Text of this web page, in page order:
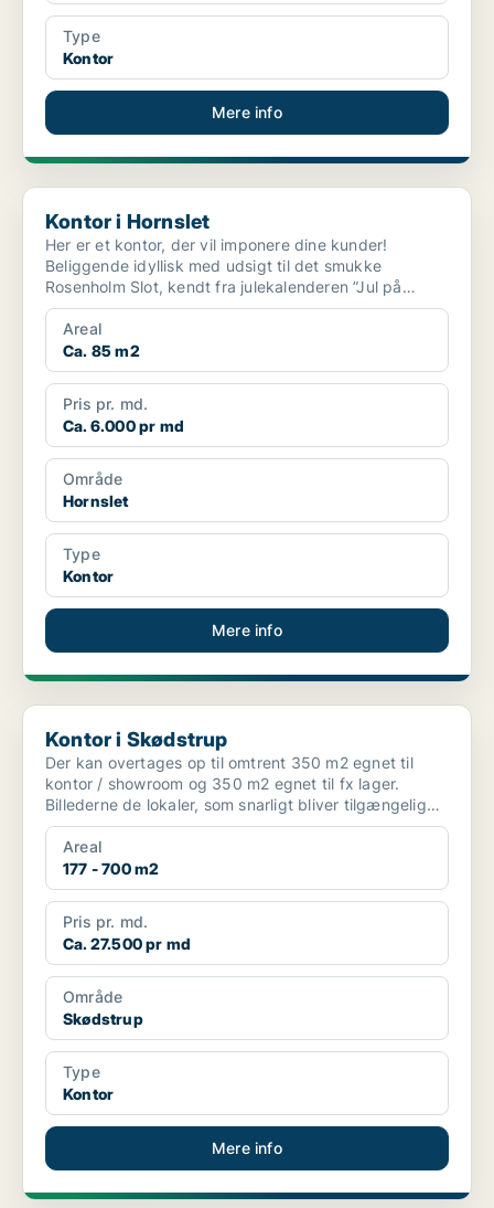
Type
Kontor
Mere info
Kontor i Hornslet
Kontor i Hornslet
Her er et kontor, der vil imponere dine kunder!
Beliggende idyllisk med udsigt til det smukke
Rosenholm Slot, kendt fra julekalenderen ”Jul på
Slottet”. Lige...
Areal
Ca. 85 m2
Pris pr. md.
Ca. 6.000 pr md
Område
Hornslet
Type
Kontor
Mere info
Kontor i Skødstrup
Kontor i Skødstrup
Der kan overtages op til omtrent 350 m2 egnet til
kontor / showroom og 350 m2 egnet til fx lager.
Billederne de lokaler, som snarligt bliver tilgængelige
sam...
Areal
177 - 700 m2
Pris pr. md.
Ca. 27.500 pr md
Område
Skødstrup
Type
Kontor
Mere info